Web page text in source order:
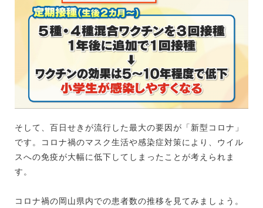
そして、百日せきが流行した最大の要因が「新型コロナ」
です。コロナ禍のマスク生活や感染症対策により、ウイル
スへの免疫が大幅に低下してしまったことが考えられま
す。
コロナ禍の岡山県内での患者数の推移を見てみましょう。